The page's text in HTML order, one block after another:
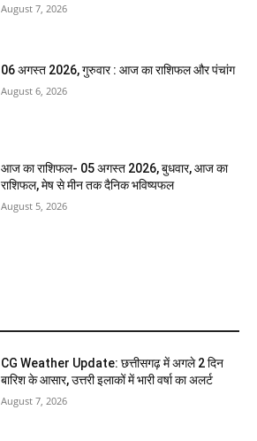
August 7, 2026
06 अगस्त 2026, गुरुवार : आज का राशिफल और पंचांग
August 6, 2026
आज का राशिफल- 05 अगस्त 2026, बुधवार, आज का
राशिफल, मेष से मीन तक दैनिक भविष्यफल
August 5, 2026
CG Weather Update: छत्तीसगढ़ में अगले 2 दिन
बारिश के आसार, उत्तरी इलाकों में भारी वर्षा का अलर्ट
August 7, 2026